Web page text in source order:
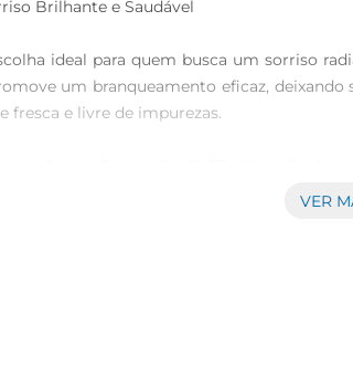
Brilhante e Saudável
ideal para quem busca um sorriso
um branqueamento eficaz,
fresca e livre de impurezas.
a formação de novas
A combinação de limpeza e
VER